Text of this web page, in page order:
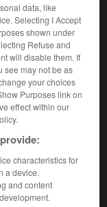
Buican
français
data, like
Selecting I Accept
shown under
Refuse and
will disable them. If
see may not be as
your choices
Purposes link on
effect within our
characteristics for
a device.
and content